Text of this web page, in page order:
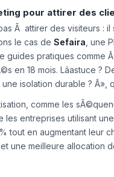
pour attirer des
Ã attirer des visiteurs : il
le cas de Sefaira, une
pratiques comme
en 18 mois. Lâastuce ?
isolation durable ? Â»,
comme les
entreprises utilisant
tout en augmentant leur
une meilleure allocation